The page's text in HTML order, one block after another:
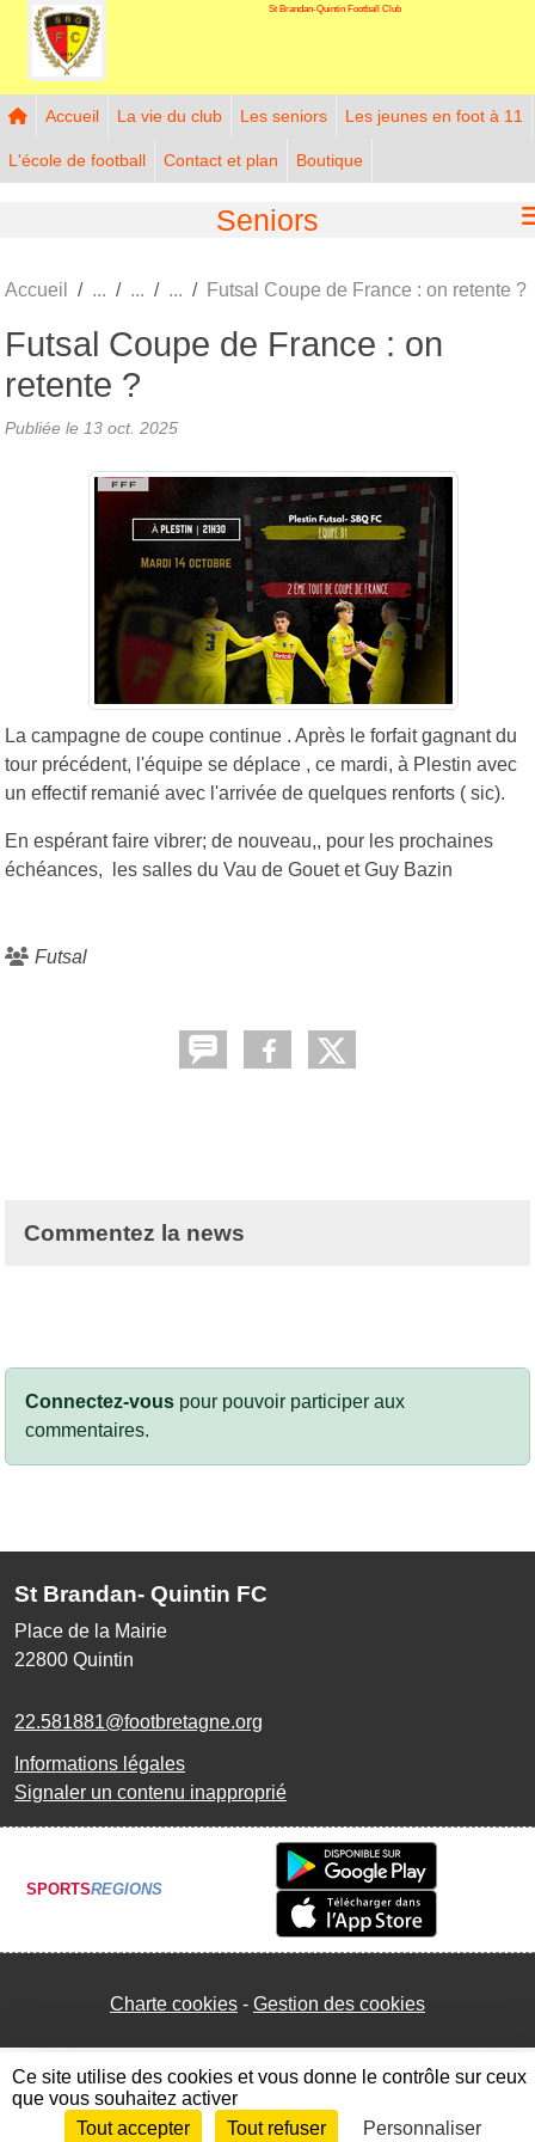
St Brandan-Quintin Football Club
Accueil La vie du club Les seniors Les jeunes en foot à 11
L'école de football Contact et plan Boutique
Seniors
Accueil Futsal Coupe de France : on retente ?
Futsal Coupe de France : on
retente ?
Publiée le 13 oct. 2025
La campagne de coupe continue . Après le forfait gagnant du
tour précédent, l'équipe se déplace , ce mardi, à Plestin avec
un effectif remanié avec l'arrivée de quelques renforts ( sic).
En espérant faire vibrer; de nouveau,, pour les prochaines
échéances, les salles du Vau de Gouet et Guy Bazin
Futsal
Commentez la news
Connectez-vous pour pouvoir participer aux
commentaires.
St Brandan- Quintin FC
Place de la Mairie
22800 Quintin
22.581881@footbretagne.org
Informations légales
Signaler un contenu inapproprié
SPORTSREGIONS
Charte cookies Gestion des cookies
Envie de participer ? Connexion
Panneau de gestion des cookies
Ce site utilise des cookies et vous donne le contrôle sur ceux
que vous souhaitez activer
Tout accepter
Tout refuser Personnaliser